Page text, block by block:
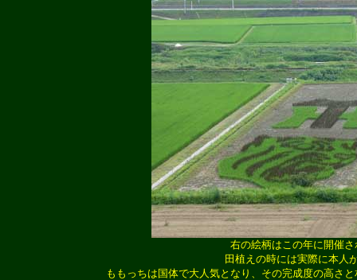
右の絵柄はこの年に開催
田植えの時には実際に本人
ももっちは国体で大人気となり、その完成度の高さ